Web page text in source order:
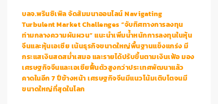
บลจ.พรินซิเพิล จัดสัมมนาออนไลน์Navigating
Turbulent Market Challenges“จับทิศทางการลงทุน
ท่ามกลางความผันผวน” แนะนำเพิ่มน้ำหนักการลงทุนในหุ้น
จีนและหุ้นเอเชีย เน้นธุรกิจขนาดใหญ่พื้นฐานแข็งแกร่ง มี
กระแสเงินสดสม่ำเสมอ และรายได้ปรับขึ้นตามเงินเฟ้อ มอง
เศรษฐกิจจีนและเอเชียฟื้นตัวสูงกว่าประเทศพัฒนาแล้ว
คาดในอีก7ปีข้างหน้า เศรษฐกิจจีนมีแนวโน้มเติบโตจนมี
ขนาดใหญ่ที่สุดในโลก